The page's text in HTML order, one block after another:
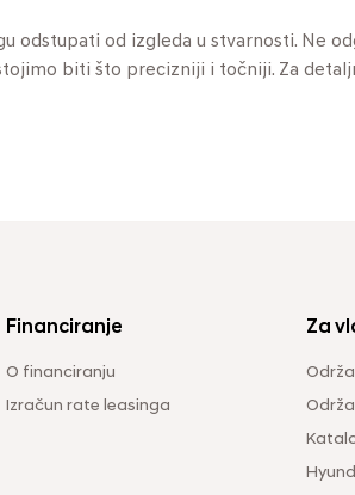
odstupati od izgleda u stvarnosti. Ne
biti što precizniji i točniji. Za
Financiranje
O financiranju
Izračun rate leasinga
Za